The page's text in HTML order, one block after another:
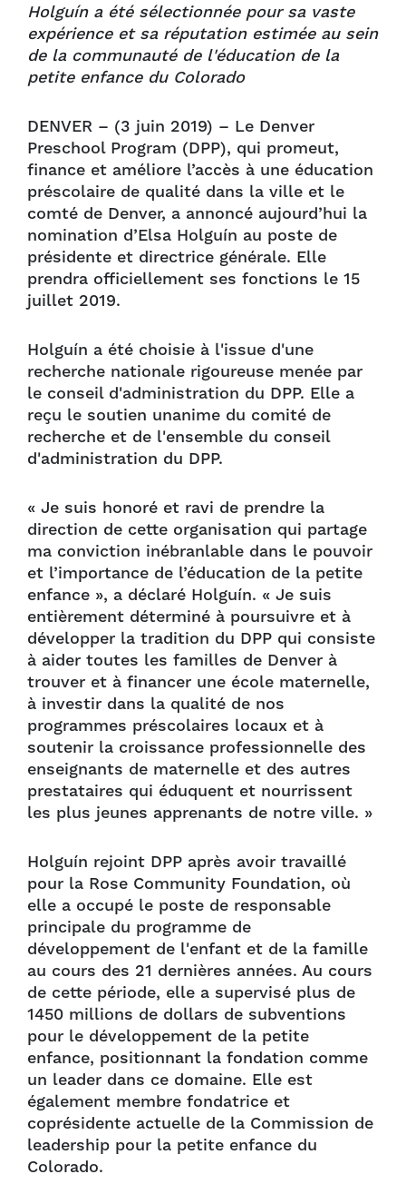
Holguín a été sélectionnée pour sa vaste
expérience et sa réputation estimée au sein
de la communauté de l'éducation de la
petite enfance du Colorado
DENVER – (3 juin 2019) – Le Denver
Preschool Program (DPP), qui promeut,
finance et améliore l’accès à une éducation
préscolaire de qualité dans la ville et le
comté de Denver, a annoncé aujourd’hui la
nomination d’Elsa Holguín au poste de
présidente et directrice générale. Elle
prendra officiellement ses fonctions le 15
juillet 2019.
Holguín a été choisie à l'issue d'une
recherche nationale rigoureuse menée par
le conseil d'administration du DPP. Elle a
reçu le soutien unanime du comité de
recherche et de l'ensemble du conseil
d'administration du DPP.
« Je suis honoré et ravi de prendre la
direction de cette organisation qui partage
ma conviction inébranlable dans le pouvoir
et l’importance de l’éducation de la petite
enfance », a déclaré Holguín. « Je suis
entièrement déterminé à poursuivre et à
développer la tradition du DPP qui consiste
à aider toutes les familles de Denver à
trouver et à financer une école maternelle,
à investir dans la qualité de nos
programmes préscolaires locaux et à
soutenir la croissance professionnelle des
enseignants de maternelle et des autres
prestataires qui éduquent et nourrissent
les plus jeunes apprenants de notre ville. »
Holguín rejoint DPP après avoir travaillé
pour la Rose Community Foundation, où
elle a occupé le poste de responsable
principale du programme de
développement de l'enfant et de la famille
au cours des 21 dernières années. Au cours
de cette période, elle a supervisé plus de
1450 millions de dollars de subventions
pour le développement de la petite
enfance, positionnant la fondation comme
un leader dans ce domaine. Elle est
également membre fondatrice et
coprésidente actuelle de la Commission de
leadership pour la petite enfance du
Colorado.